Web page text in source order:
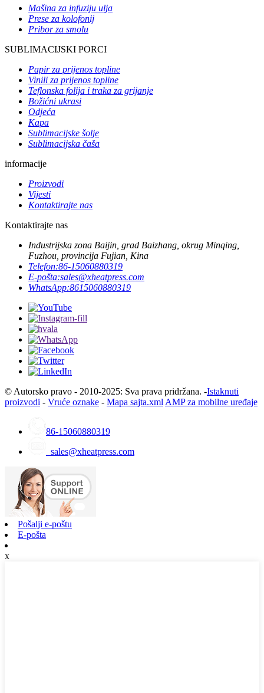
Mašina za infuziju ulja
Prese za kolofonij
Pribor za smolu
SUBLIMACIJSKI PORCI
Papir za prijenos topline
Vinili za prijenos topline
Teflonska folija i traka za grijanje
Božićni ukrasi
Odjeća
Kapa
Sublimacijske šolje
Sublimacijska čaša
informacije
Proizvodi
Vijesti
Kontaktirajte nas
Kontaktirajte nas
Industrijska zona Baijin, grad Baizhang, okrug Minqing,
Fuzhou, provincija Fujian, Kina
Telefon:86-15060880319
E-pošta:sales@xheatpress.com
WhatsApp:8615060880319
© Autorsko pravo - 2010-2025: Sva prava pridržana. -Istaknuti
proizvodi - Vruće oznake - Mapa sajta.xml AMP za mobilne uređaje
86-15060880319
sales@xheatpress.com
Pošalji e-poštu
E-pošta
x